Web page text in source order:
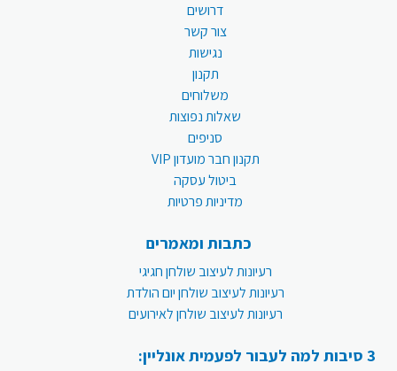
דרושים
צור קשר
נגישות
תקנון
משלוחים
שאלות נפוצות
סניפים
תקנון חבר מועדון VIP
ביטול עסקה
מדיניות פרטיות
כתבות ומאמרים
רעיונות לעיצוב שולחן חגיגי
רעיונות לעיצוב שולחן יום הולדת
רעיונות לעיצוב שולחן לאירועים
3 סיבות למה לעבור לפעמית אונליין: